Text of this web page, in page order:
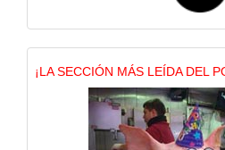
¡LA SECCIÓN MÁS LEÍDA DEL